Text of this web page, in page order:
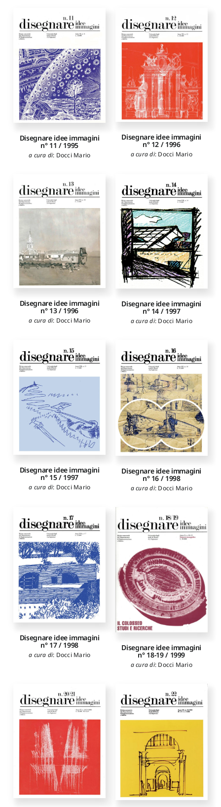
Disegnare idee immagini
n° 11 / 1995
a cura di: Docci Mario
Disegnare idee immagini
n° 12 / 1996
a cura di: Docci Mario
Disegnare idee immagini
n° 13 / 1996
a cura di: Docci Mario
Disegnare idee immagini
n° 14 / 1997
a cura di: Docci Mario
Disegnare idee immagini
n° 15 / 1997
a cura di: Docci Mario
Disegnare idee immagini
n° 16 / 1998
a cura di: Docci Mario
Disegnare idee immagini
n° 17 / 1998
a cura di: Docci Mario
Disegnare idee immagini
n° 18-19 / 1999
a cura di: Docci Mario